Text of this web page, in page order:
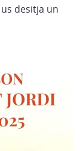
desitja un